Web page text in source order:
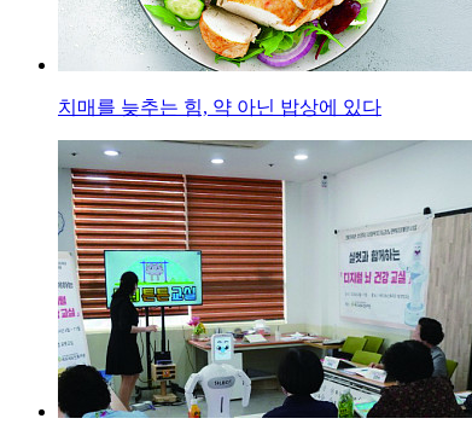
치매를 늦추는 힘, 약 아닌 밥상에 있다